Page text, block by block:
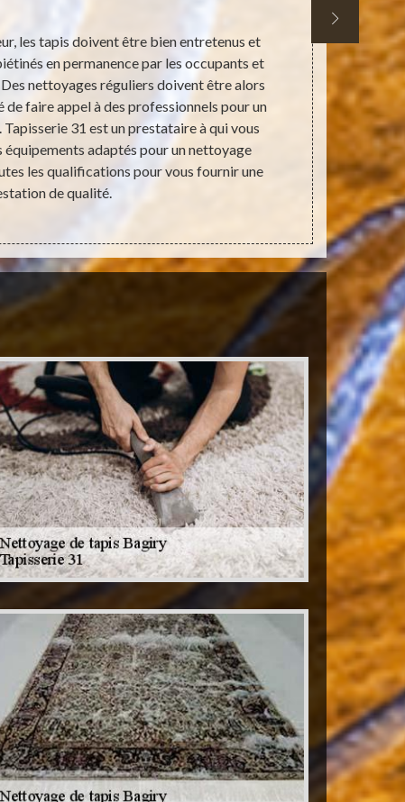
les tapis doivent être bien entretenus et
en permanence par les occupants et
nettoyages réguliers doivent être alors
faire appel à des professionnels pour un
31 est un prestataire à qui vous
équipements adaptés pour un nettoyage
les qualifications pour vous fournir une
de qualité.
Pour un
solution
pouvez
services et
est parmi